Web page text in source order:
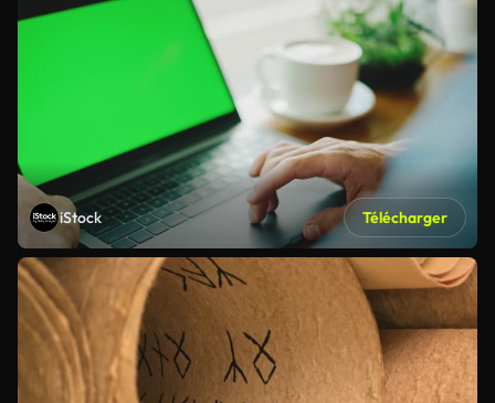
iStock Télécharger